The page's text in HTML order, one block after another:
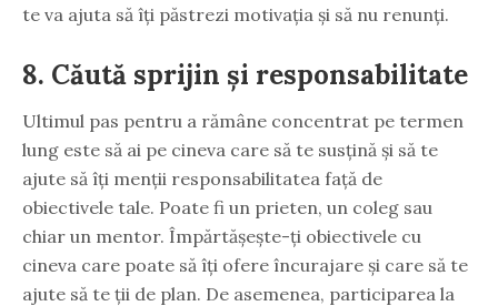
te va ajuta să îți păstrezi motivația și să nu renunți.
8. Căută sprijin și responsabilitate
Ultimul pas pentru a rămâne concentrat pe termen
lung este să ai pe cineva care să te susțină și să te
ajute să îți menții responsabilitatea față de
obiectivele tale. Poate fi un prieten, un coleg sau
chiar un mentor. Împărtășește-ți obiectivele cu
cineva care poate să îți ofere încurajare și care să te
ajute să te ții de plan. De asemenea, participarea la